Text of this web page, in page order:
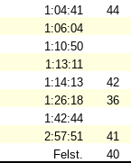
1:04:41
44
1:06:04
1:10:50
1:13:11
1:14:13
42
1:26:18
36
1:42:44
2:57:51
41
Felst. 40